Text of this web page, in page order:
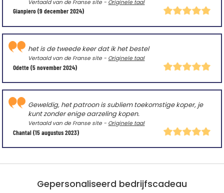
Gianpiero(9 december 2024)
Vertaald van de Franse site - Originele taal
Odette(5 november 2024)
het is de tweede keer dat ik het bestel
Vertaald van de Franse site - Originele taal
Chantal(15 augustus 2023)
Geweldig, het patroon is subliem toekomstige koper, je
kunt zonder enige aarzeling kopen.
Vertaald van de Franse site - Originele taal
Gepersonaliseerd bedrijfscadeau